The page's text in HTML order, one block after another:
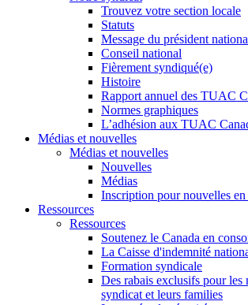
Trouvez votre section locale
Statuts
Message du président
Conseil national
Fièrement syndiqué(e)
Histoire
Rapport annuel des TUAC
Normes graphiques
L’adhésion aux TUAC
Médias et nouvelles
Médias et nouvelles
Nouvelles
Médias
Inscription pour nouvelles
Ressources
Ressources
Soutenez le Canada en
La Caisse d'indemnité
Formation syndicale
Des rabais exclusifs pour les
syndicat et leurs families